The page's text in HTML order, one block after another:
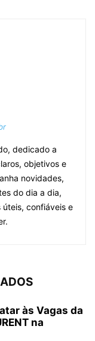
dedicado a
objetivos e
novidades,
do dia a dia,
confiáveis e
às Vagas da
na